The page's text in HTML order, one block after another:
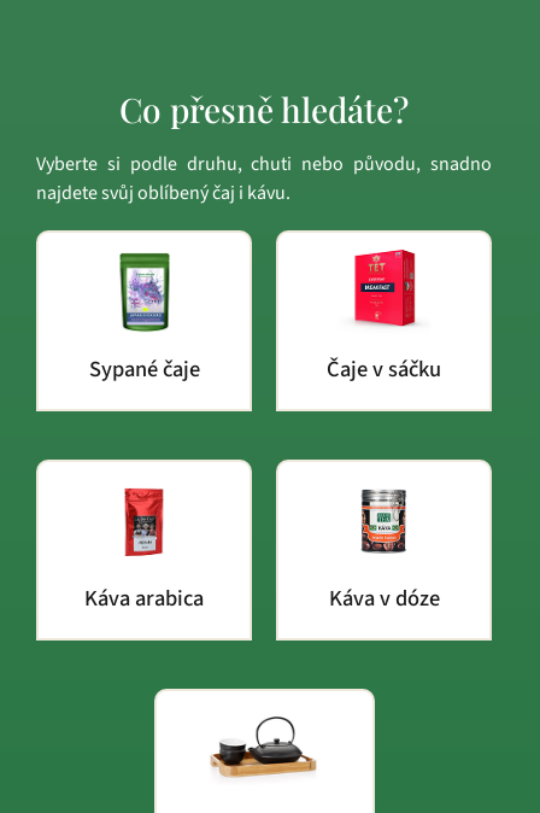
Co přesně hledáte?
Vyberte si podle druhu, chuti nebo původu, snadno
najdete svůj oblíbený čaj i kávu.
Sypané čaje Čaje v sáčku
Káva arabica Káva v dóze